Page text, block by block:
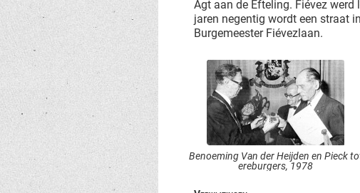
Agt aan de Efteling. Fiévez
jaren negentig wordt een straat
Burgemeester Fiévezlaan.
Benoeming Van der Heijden en Pieck
ereburgers, 1978